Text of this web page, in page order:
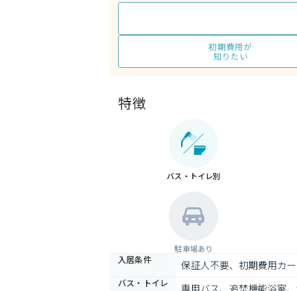
初期費用が
知りたい
特徴
バス・トイレ別
駐車場あり
入居条件 保証人不要、初期費用カ
バス・トイレ 専用バス、追焚機能浴室